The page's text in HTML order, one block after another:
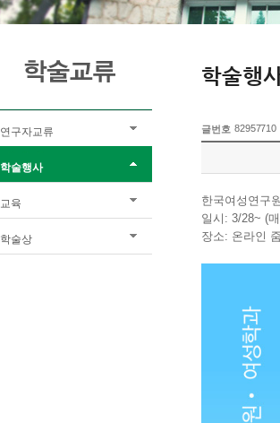
연구자교류
학술행사
교육
학술상
글번호 82957710
한국여성연구
일시: 3/28~ (
장소: 온라인
학술행